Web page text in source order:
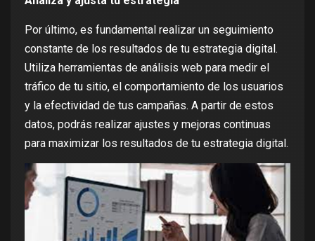
Por último, es fundamental realizar un seguimiento
constante de los resultados de tu estrategia digital.
Utiliza herramientas de análisis web para medir el
tráfico de tu sitio, el comportamiento de los usuarios
y la efectividad de tus campañas. A partir de estos
datos, podrás realizar ajustes y mejoras continuas
para maximizar los resultados de tu estrategia digital.